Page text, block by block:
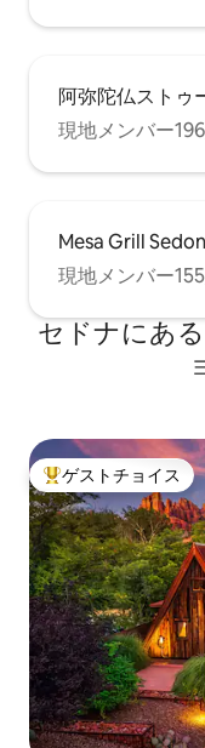
阿弥陀仏ストゥ
現地メンバー
Mesa Grill
現地メンバー
セドナにあ
大好評のゲストチョ
ゲストチョイス